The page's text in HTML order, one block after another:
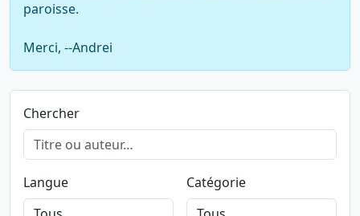
paroisse.
Merci, --Andrei
Chercher
Langue Catégorie